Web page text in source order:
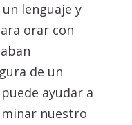
lenguaje y
orar con
de un
ayudar a
nuestro